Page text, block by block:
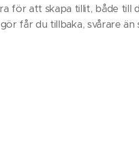
för att skapa tillit, både till
får du tillbaka, svårare än